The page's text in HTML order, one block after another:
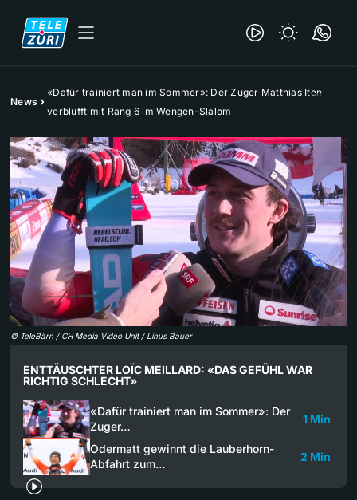
News
«Dafür trainiert man im Sommer»: Der Zuger Matthias Iten
verblüfft mit Rang 6 im Wengen-Slalom
© TeleBärn / CH Media Video Unit / Linus Bauer
ENTTÄUSCHTER LOÏC MEILLARD: «DAS GEFÜHL WAR
RICHTIG SCHLECHT»
«Dafür trainiert man im Sommer»: Der
Zuger…
1 Min
Odermatt gewinnt die Lauberhorn-
Abfahrt zum…
2 Min